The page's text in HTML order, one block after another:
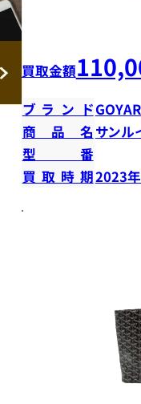
買取金額
ブランド
商品名 サンル
型番
買取時期2023